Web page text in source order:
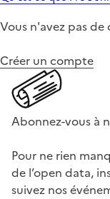
Vous n'avez pas de
Créer un compte
Abonnez-vous à
Pour ne rien
de l’open data,
suivez nos